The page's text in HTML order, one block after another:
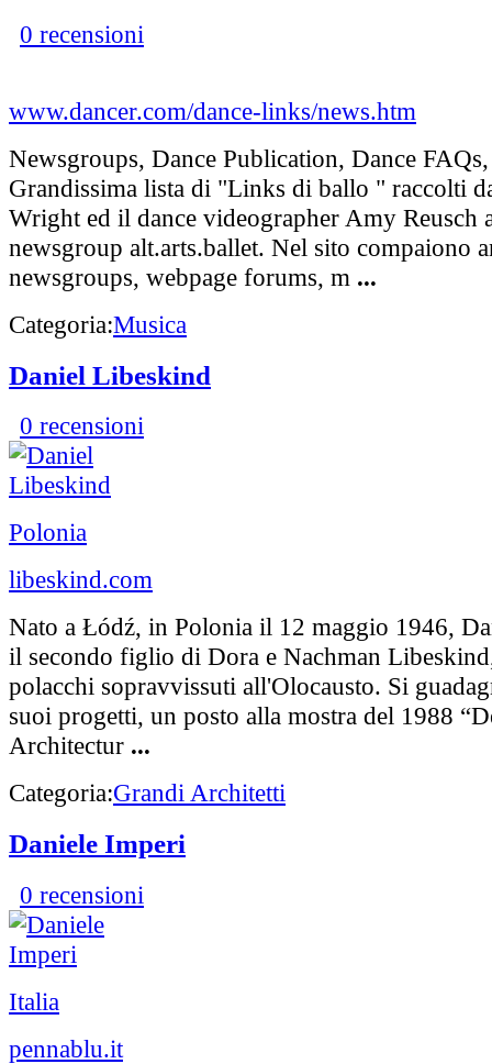
0 recensioni
www.dancer.com/dance-links/news.htm
Newsgroups, Dance Publication, Dance
Grandissima lista di "Links di ballo " raccolti
Wright ed il dance videographer Amy Reusch
newsgroup alt.arts.ballet. Nel sito compaiono
newsgroups, webpage forums, m ...
Categoria:Musica
Daniel Libeskind
0 recensioni
Polonia
libeskind.com
Nato a Łódź, in Polonia il 12 maggio 1946,
il secondo figlio di Dora e Nachman
polacchi sopravvissuti all'Olocausto. Si
suoi progetti, un posto alla mostra del 1988
Architectur ...
Categoria:Grandi Architetti
Daniele Imperi
0 recensioni
Italia
pennablu.it